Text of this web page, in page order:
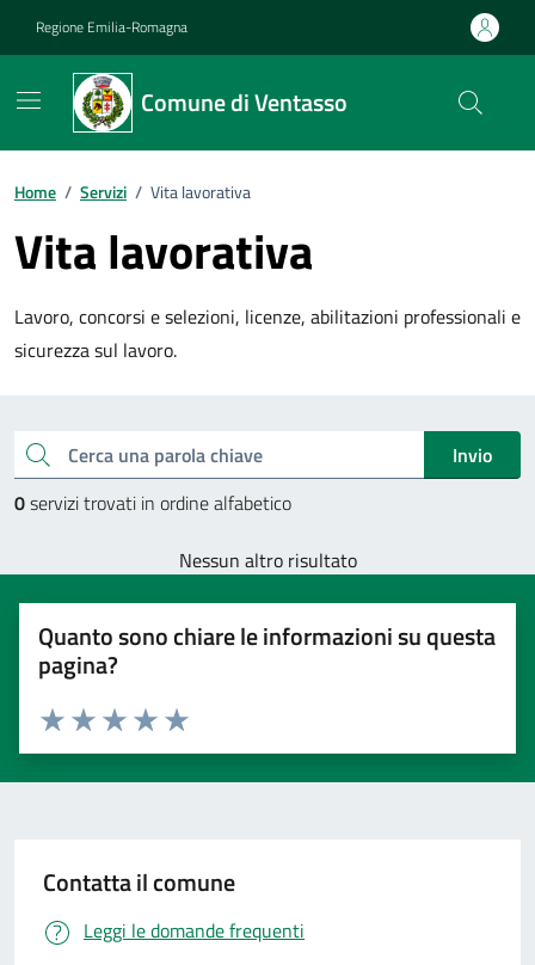
Regione Emilia-Romagna
Comune di Ventasso
Home / Servizi / Vita lavorativa
Vita lavorativa
Lavoro, concorsi e selezioni, licenze, abilitazioni professionali e
sicurezza sul lavoro.
Cerca una parola chiave
Invio
0servizi trovati in ordine alfabetico
Nessun altro risultato
Quanto sono chiare le informazioni su questa
pagina?
Valuta 5 stelle su 5
Valuta 4 stelle su 5
Valuta 3 stelle su 5
Valuta 2 stelle su 5
Valuta 1 stelle su 5
Contatta il comune
Leggi le domande frequenti